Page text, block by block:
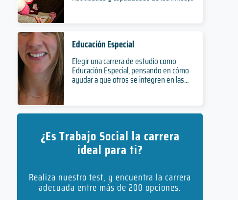
Educación Especial
Elegir una carrera de estudio como
Educación Especial, pensando en cómo
ayudar a que otros se integren en las...
¿Es Trabajo Social la carrera
ideal para ti?
Realiza nuestro test, y encuentra la carrera
adecuada entre más de 200 opciones.